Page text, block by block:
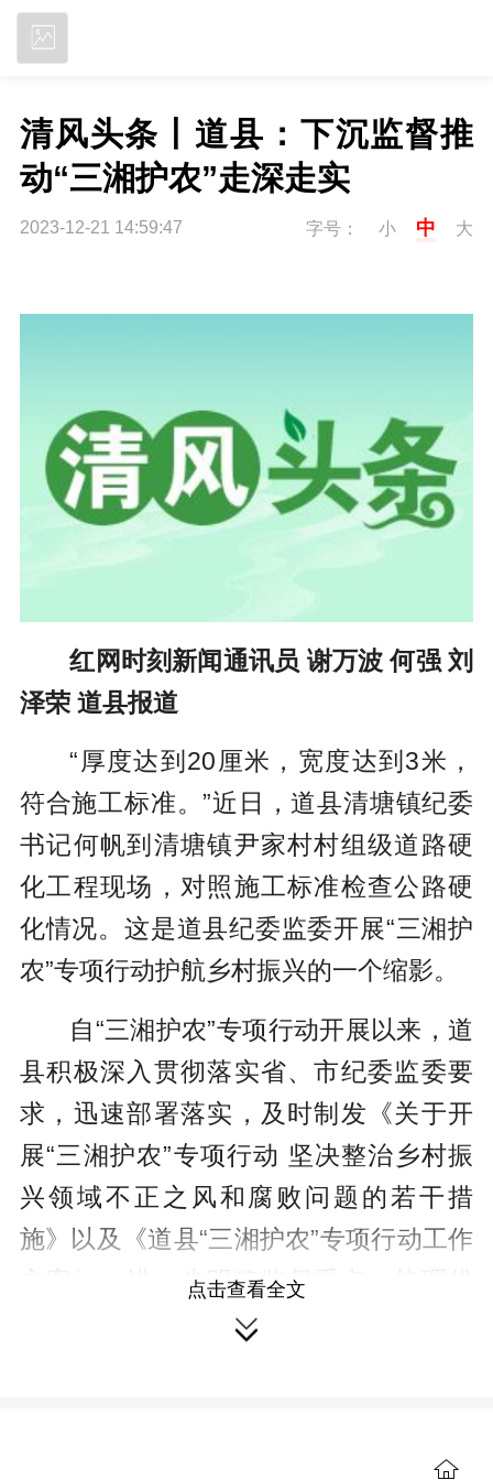
清风头条丨道县：下沉监督推
动“三湘护农”走深走实
2023-12-21 14:59:47 字号： 小 中 大
红网时刻新闻通讯员 谢万波 何强 刘
泽荣 道县报道
“厚度达到20厘米，宽度达到3米，
符合施工标准。”近日，道县清塘镇纪委
书记何帆到清塘镇尹家村村组级道路硬
化工程现场，对照施工标准检查公路硬
化情况。这是道县纪委监委开展“三湘护
农”专项行动护航乡村振兴的一个缩影。
自“三湘护农”专项行动开展以来，道
县积极深入贯彻落实省、市纪委监委要
求，迅速部署落实，及时制发《关于开
展“三湘护农”专项行动 坚决整治乡村振
兴领域不正之风和腐败问题的若干措
施》以及《道县“三湘护农”专项行动工作
方案》，进一步明确监督重点，梳理优
化监督清单，建立“下沉一级找问题，上
点击查看全文
